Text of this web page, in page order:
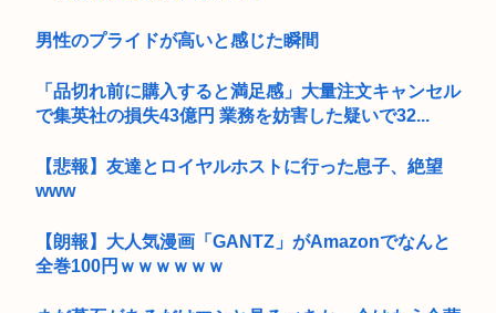
男性のプライドが高いと感じた瞬間
「品切れ前に購入すると満足感」大量注文キャンセル
で集英社の損失43億円 業務を妨害した疑いで32...
【悲報】友達とロイヤルホストに行った息子、絶望
www
【朗報】大人気漫画「GANTZ」がAmazonでなんと
全巻100円ｗｗｗｗｗｗ